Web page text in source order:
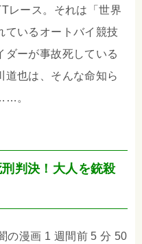
レース。それは「世界
ているオートバイ競技
ダーが事故死している
道也は、そんな命知ら
。
判決！大人を銃殺
の漫画 1 週間前 5 分 50